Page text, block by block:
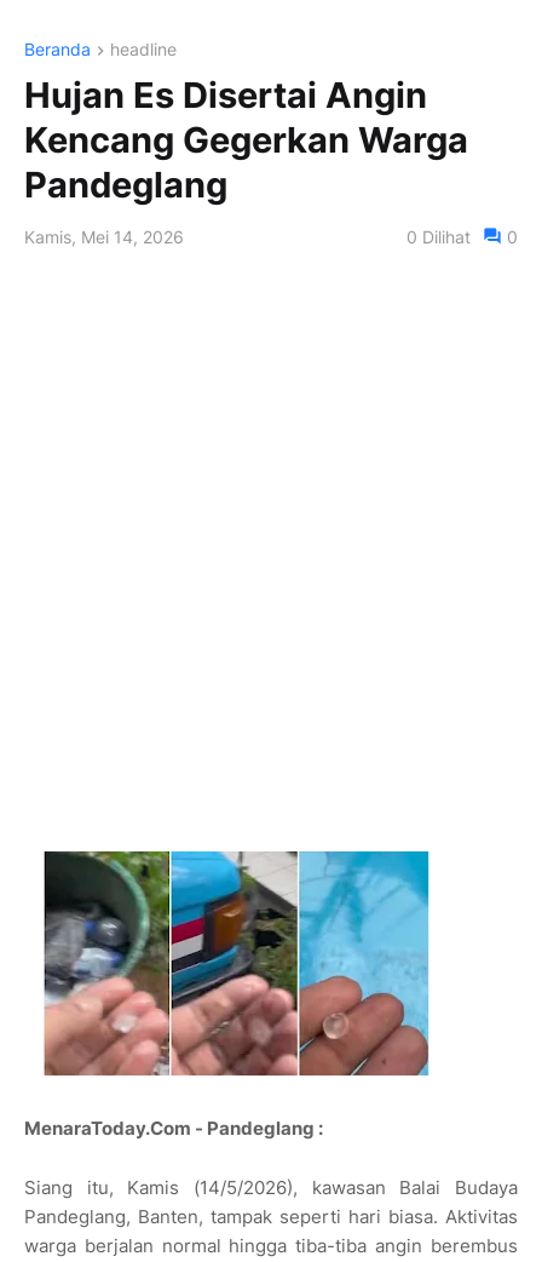
Beranda headline
Hujan Es Disertai Angin
Kencang Gegerkan Warga
Pandeglang
Kamis, Mei 14, 2026 0 Dilihat 0
MenaraToday.Com - Pandeglang :
Siang itu, Kamis (14/5/2026), kawasan Balai Budaya
Pandeglang, Banten, tampak seperti hari biasa. Aktivitas
warga berjalan normal hingga tiba-tiba angin berembus